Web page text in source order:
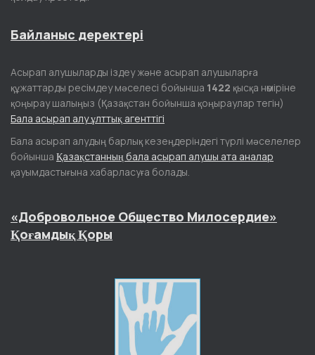
Байланыс деректері
Асырап алушыларды іздеу және асырап алушыларға
құжаттарды ресімдеу мәселесі бойынша 1422 қысқа нөміріне
қоңырау шалыңыз (Қазақстан бойынша қоңыраулар тегін)
Бала асырап алу ұлттық агенттігі
Бала асырап алудың барлық кезеңдеріндегі түрлі мәселелер
бойынша Қазақстанның бала асырап алушы ата аналар
қауымдастығына хабарласуға болады.
«Добровольное Общество Милосердие»
Қоғамдық Қоры